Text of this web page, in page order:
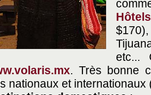
etc...
. Très bonne
nationaux et internationaux